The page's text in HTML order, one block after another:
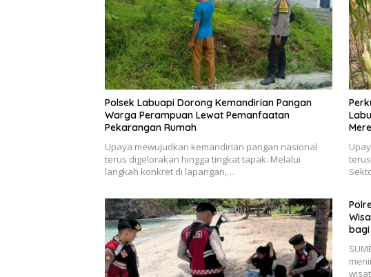
Polsek Labuapi Dorong Kemandirian Pangan
Warga Perampuan Lewat Pemanfaatan
Pekarangan Rumah
Upaya mewujudkan kemandirian pangan nasional
terus digelorakan hingga tingkat tapak. Melalui
langkah konkret di lapangan,…